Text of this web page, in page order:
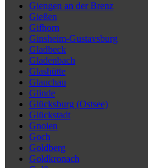
Giengen an der Brenz
Gießen
Gifhorn
Ginsheim-Gustavsburg
Gladbeck
Gladenbach
Glashütte
Glauchau
Glinde
Glücksburg (Ostsee)
Glückstadt
Gnoien
Goch
Goldberg
Goldkronach